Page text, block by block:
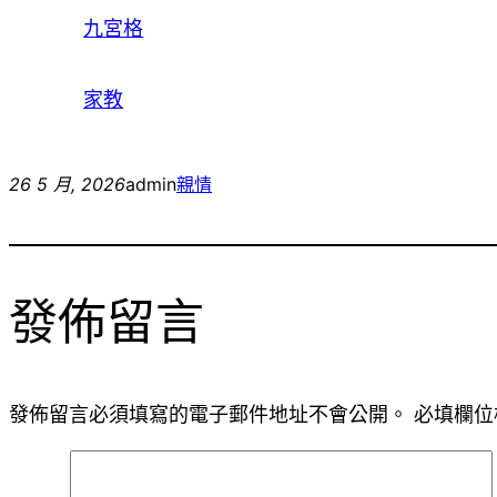
九宮格
家教
26 5 月, 2026admin親情
發佈留言
發佈留言必須填寫的電子郵件地址不會公開。 必填欄